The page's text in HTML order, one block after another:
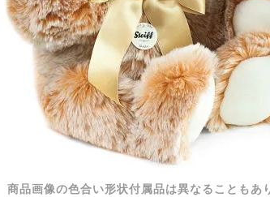
商品画像の色合い形状付属品は異なることもあ